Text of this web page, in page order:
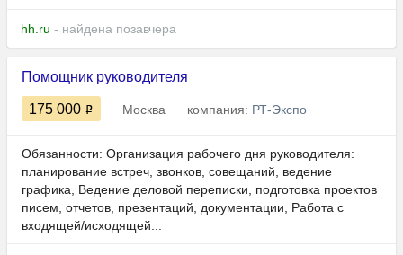
hh.ru - найдена позавчера
Помощник руководителя
175 000 Москва компания: РТ-Экспо
Обязанности: Организация рабочего дня руководителя:
планирование встреч, звонков, совещаний, ведение
графика, Ведение деловой переписки, подготовка проектов
писем, отчетов, презентаций, документации, Работа с
входящей/исходящей...